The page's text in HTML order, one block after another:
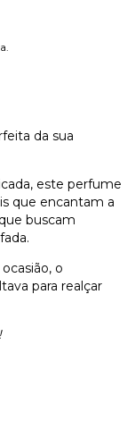
da sua
este perfume
que encantam a
buscam
o
para realçar